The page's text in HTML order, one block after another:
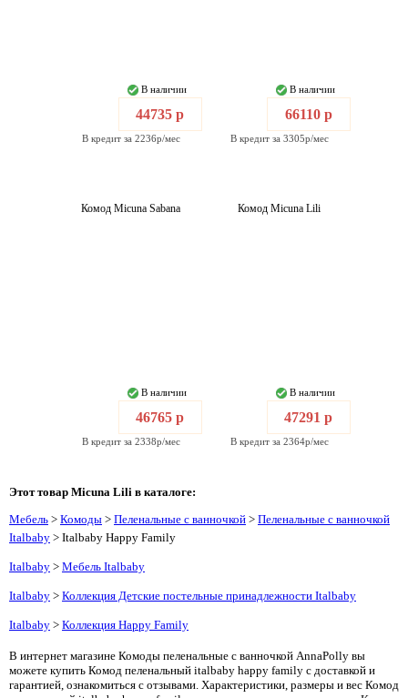
В наличии
44735 р
В кредит за 2236р/мес
В наличии
66110 р
В кредит за 3305р/мес
Комод Micuna Sabana
В наличии
46765 р
В кредит за 2338р/мес
Комод Micuna Lili
В наличии
47291 р
В кредит за 2364р/мес
Этот товар Micuna Lili в каталоге:
Мебель > Комоды > Пеленальные с ванночкой > Пеленальные с ванночкой
Italbaby > Italbaby Happy Family
Italbaby > Мебель Italbaby
Italbaby > Коллекция Детские постельные принадлежности Italbaby
Italbaby > Коллекция Happy Family
В интернет магазине Комоды пеленальные с ванночкой AnnaPolly вы
можете купить Комод пеленальный italbaby happy family с доставкой и
гарантией, ознакомиться с отзывами. Характеристики, размеры и вес Комод